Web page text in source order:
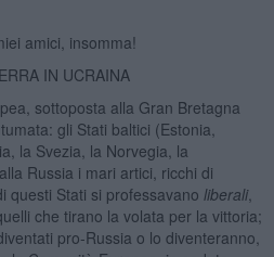
amici, insomma!
IN UCRAINA
sottoposta alla Gran Bretagna
gli Stati baltici (Estonia,
la Svezia, la Norvegia, la
Russia i mari artici, ricchi di
questi Stati si professavano liberali,
che tirano la volata per la vittoria;
pro-Russia o lo diventeranno,